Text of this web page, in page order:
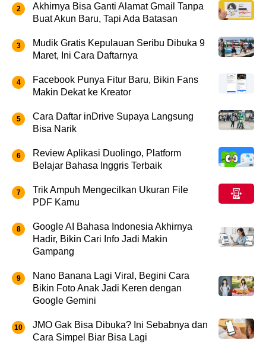
Akhirnya Bisa Ganti Alamat Gmail Tanpa
Buat Akun Baru, Tapi Ada Batasan
Mudik Gratis Kepulauan Seribu Dibuka 9
Maret, Ini Cara Daftarnya
Facebook Punya Fitur Baru, Bikin Fans
Makin Dekat ke Kreator
Cara Daftar inDrive Supaya Langsung
Bisa Narik
Review Aplikasi Duolingo, Platform
Belajar Bahasa Inggris Terbaik
Trik Ampuh Mengecilkan Ukuran File
PDF Kamu
Google AI Bahasa Indonesia Akhirnya
Hadir, Bikin Cari Info Jadi Makin
Gampang
Nano Banana Lagi Viral, Begini Cara
Bikin Foto Anak Jadi Keren dengan
Google Gemini
JMO Gak Bisa Dibuka? Ini Sebabnya dan
Cara Simpel Biar Bisa Lagi